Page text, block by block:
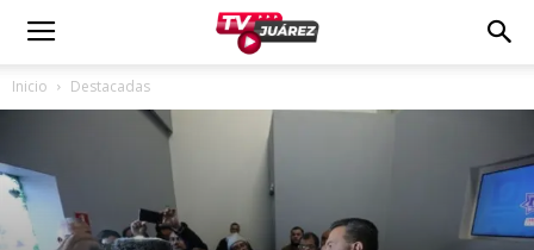
Inicio Destacadas